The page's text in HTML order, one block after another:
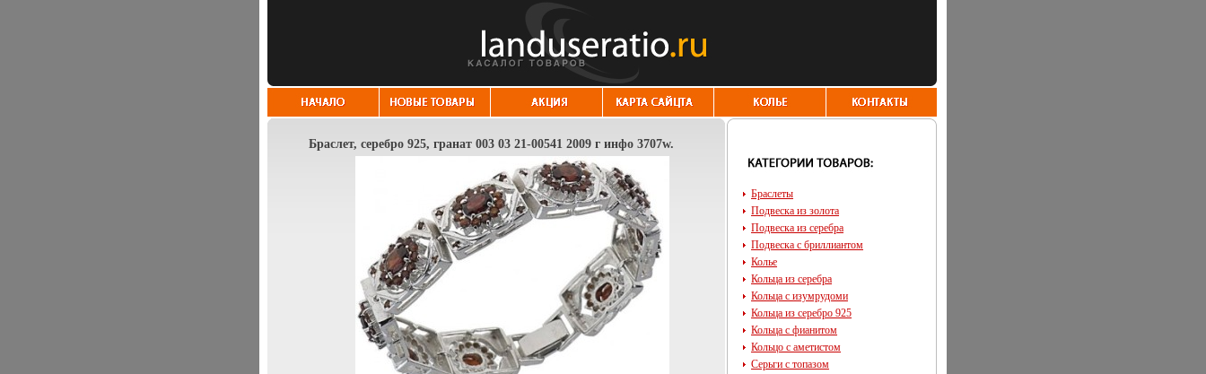
Браслет, серебро 925, гранат 003 03 21-00541 2009 г инфо 3707w.
Браслеты
Подвеска из золота
Подвеска из серебра
Подвеска с бриллиантом
Колье
Кольца из серебра
Кольца с изумрудоми
Кольца из серебро 925
Кольца с фианитом
Кольцо с аметистом
Серьги с топазом